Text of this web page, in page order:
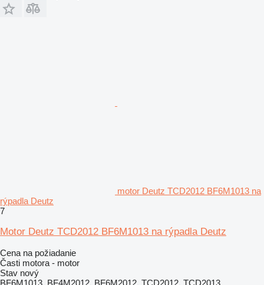
motor Deutz TCD2012 BF6M1013 na
rýpadla Deutz
7
Motor Deutz TCD2012 BF6M1013 na rýpadla Deutz
Cena na požiadanie
Časti motora - motor
Stav nový
BF6M1013, BF4M2012, BF6M2012, TCD2012, TCD2013